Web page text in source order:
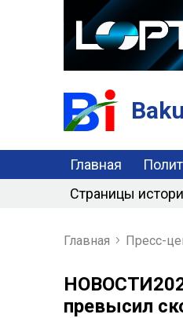
Главная
Страницы
Главная Пресс-
превысил